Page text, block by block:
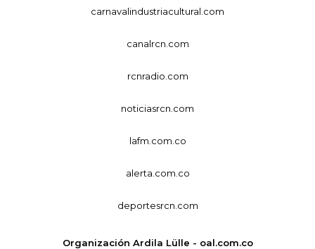
carnavalindustriacultural.com
canalrcn.com
rcnradio.com
noticiasrcn.com
lafm.com.co
alerta.com.co
deportesrcn.com
Organización Ardila Lülle - oal.com.co